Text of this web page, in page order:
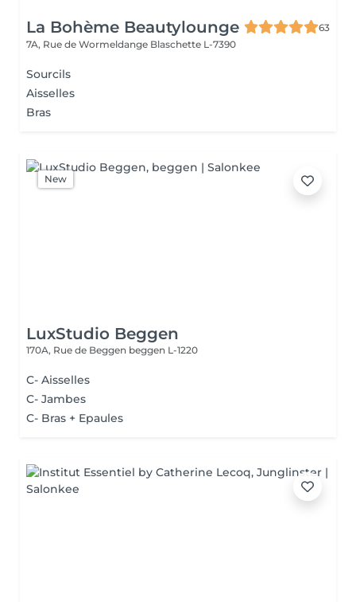
La Bohème Beautylounge
63
7A, Rue de Wormeldange Blaschette L-7390
Sourcils
Aisselles
Bras
New
LuxStudio Beggen
170A, Rue de Beggen beggen L-1220
C- Aisselles
C- Jambes
C- Bras + Epaules